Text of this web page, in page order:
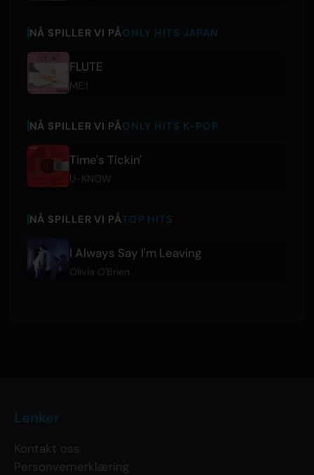
NÅ SPILLER VI PÅONLY HITS JAPAN
FLUTE
ME:I
NÅ SPILLER VI PÅONLY HITS K-POP
Time's Tickin'
U-KNOW
NÅ SPILLER VI PÅTOP HITS
I Always Say I'm Leaving
Olivia O'Brien
Lenker
Kontakt oss
Personvernerklæring